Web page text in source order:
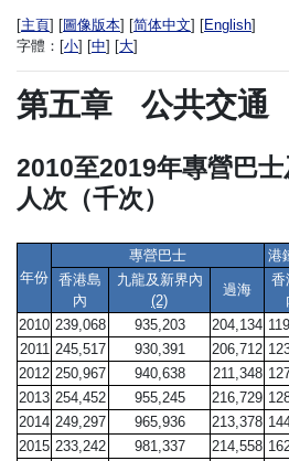
[主頁] [圖像版本] [简体中文] [English]
字體： [小] [中] [大]
第五章 公共交通
2010至2019年專營巴
人次（千次）
年份
專營巴士 港
香港島
內
九龍及新界內
(2)
過海
香
2010 239,068 935,203 204,134
2011 245,517 930,391 206,712
2012 250,967 940,638 211,348
2013 254,452 955,245 216,729
2014 249,297 965,936 213,378
2015 233,242 981,337 214,558